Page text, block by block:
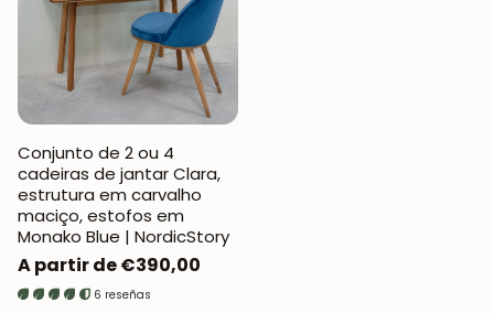
Bengaleiros
Conjunto de 2 ou 4
cadeiras de jantar Clara,
estrutura em carvalho
maciço, estofos em
Monako Blue | NordicStory
Preço
normal
A partir de €390,00
6 reseñas